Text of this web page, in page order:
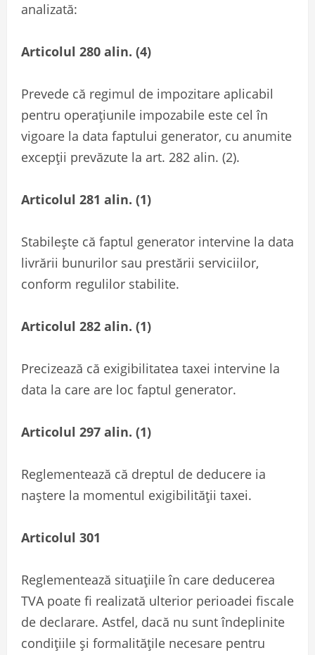
analizată:
Articolul 280 alin. (4)
Prevede că regimul de impozitare aplicabil
pentru operațiunile impozabile este cel în
vigoare la data faptului generator, cu anumite
excepții prevăzute la art. 282 alin. (2).
Articolul 281 alin. (1)
Stabilește că faptul generator intervine la data
livrării bunurilor sau prestării serviciilor,
conform regulilor stabilite.
Articolul 282 alin. (1)
Precizează că exigibilitatea taxei intervine la
data la care are loc faptul generator.
Articolul 297 alin. (1)
Reglementează că dreptul de deducere ia
naștere la momentul exigibilității taxei.
Articolul 301
Reglementează situațiile în care deducerea
TVA poate fi realizată ulterior perioadei fiscale
de declarare. Astfel, dacă nu sunt îndeplinite
condițiile și formalitățile necesare pentru